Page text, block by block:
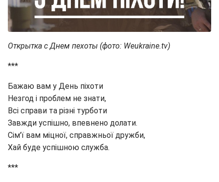
Открытка с Днем пехоты (фото: Weukraine.tv)
***
Бажаю вам у День піхоти
Незгод і проблем не знати,
Всі справи та різні турботи
Завжди успішно, впевнено долати.
Сім'ї вам міцної, справжньої дружби,
Хай буде успішною служба.
***